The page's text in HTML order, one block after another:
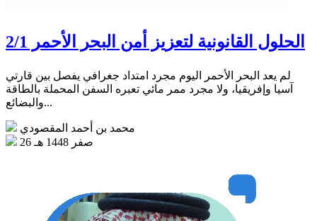
الحلول القانونية لتعزيز أمن البحر الأحمر 2/1
لم يعد البحر الأحمر اليوم مجرد امتداد جغرافي يفصل بين قارتي
آسيا وإفريقيا، ولا مجرد ممر مائي تعبره السفن المحملة بالطاقة
والبضائع...
محمد بن أحمد المقصودي
26 صفر 1448 هـ